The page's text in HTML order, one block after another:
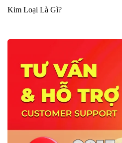
Kim Loại Là Gì?